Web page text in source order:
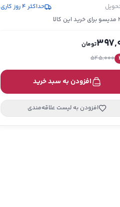
حداکثر 4 روز کاری
تومان
545,000
افزودن به سبد خرید
افزودن به لیست علاقه‌مندی